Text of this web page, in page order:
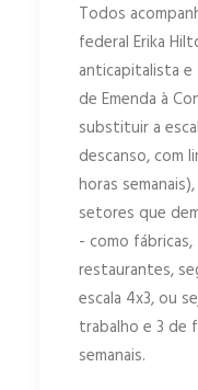
Todos
federal Erika
anticapitalista
de Emenda à
substituir a
descanso, com
horas
setores que
- como
restaurantes,
escala 4x3, ou
trabalho e 3 de
semanais.